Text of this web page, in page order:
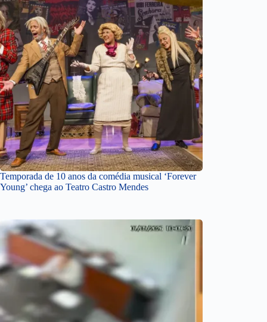
Temporada de 10 anos da comédia musical ‘Forever
Young’ chega ao Teatro Castro Mendes